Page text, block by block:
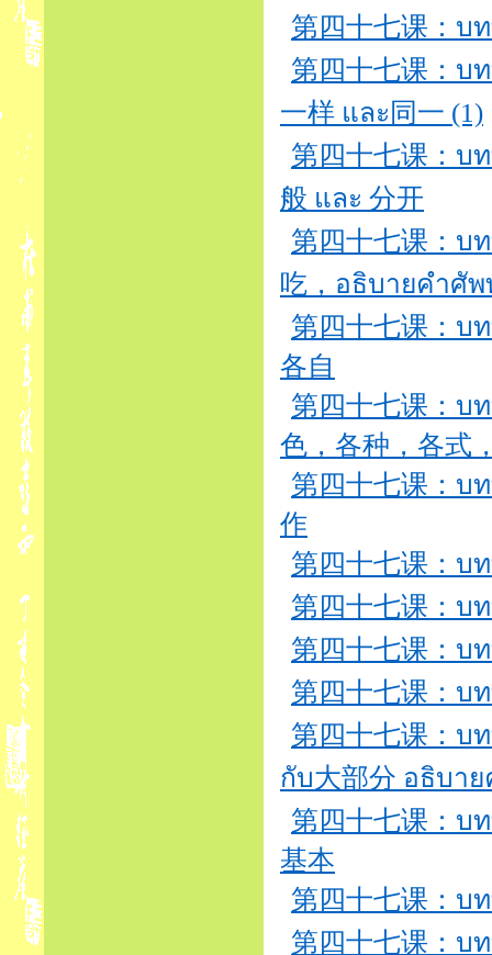
第四十七课：บ
第四十七课：บ
一样 และ同一 (1)
第四十七课：บ
般 และ 分开
第四十七课：บ
吃，อธิบายคำศัพ
第四十七课：บ
各自
第四十七课：บ
色，各种，各式
第四十七课：บ
作
第四十七课：บ
第四十七课：บ
第四十七课：บ
第四十七课：บ
第四十七课：บ
กับ大部分 อธิบา
第四十七课：บ
基本
第四十七课：บ
第四十七课：บ